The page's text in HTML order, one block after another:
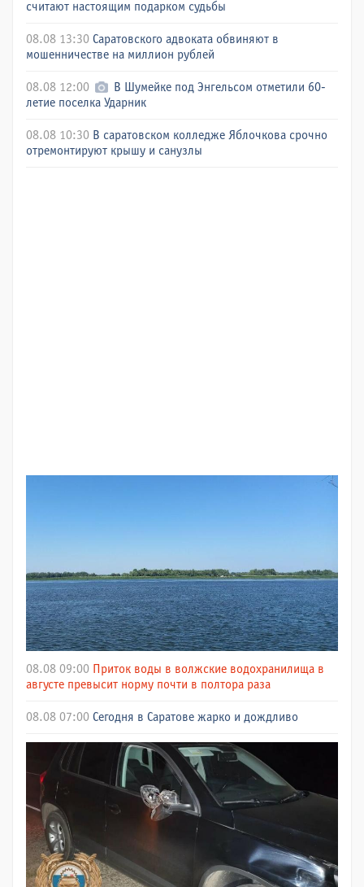
считают настоящим подарком судьбы
08.08 13:30 Саратовского адвоката обвиняют в
мошенничестве на миллион рублей
08.08 12:00
В Шумейке под Энгельсом отметили 60-
летие поселка Ударник
08.08 10:30 В саратовском колледже Яблочкова срочно
отремонтируют крышу и санузлы
08.08 09:00 Приток воды в волжские водохранилища в
августе превысит норму почти в полтора раза
08.08 07:00 Сегодня в Саратове жарко и дождливо